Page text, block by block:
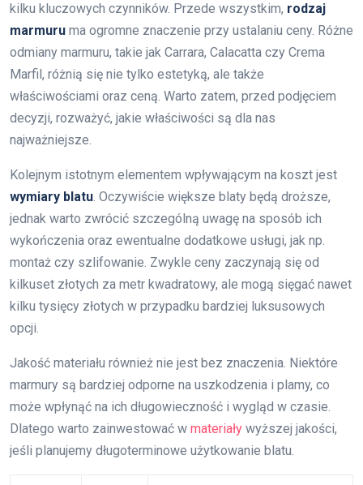
kilku kluczowych czynników. Przede wszystkim, rodzaj
marmuru ma ogromne znaczenie przy ustalaniu ceny. Różne
odmiany marmuru, takie jak Carrara, Calacatta czy Crema
Marfil, różnią się nie tylko estetyką, ale także
właściwościami oraz ceną. Warto zatem, przed podjęciem
decyzji, rozważyć, jakie właściwości są dla nas
najważniejsze.
Kolejnym istotnym elementem wpływającym na koszt jest
wymiary blatu. Oczywiście większe blaty będą droższe,
jednak warto zwrócić szczególną uwagę na sposób ich
wykończenia oraz ewentualne dodatkowe usługi, jak np.
montaż czy szlifowanie. Zwykle ceny zaczynają się od
kilkuset złotych za metr kwadratowy, ale mogą sięgać nawet
kilku tysięcy złotych w przypadku bardziej luksusowych
opcji.
Jakość materiału również nie jest bez znaczenia. Niektóre
marmury są bardziej odporne na uszkodzenia i plamy, co
może wpłynąć na ich długowieczność i wygląd w czasie.
Dlatego warto zainwestować w materiały wyższej jakości,
jeśli planujemy długoterminowe użytkowanie blatu.